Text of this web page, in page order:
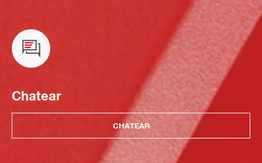
Chatear
CHATEAR